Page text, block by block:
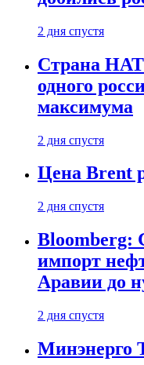
2 дня спустя
Страна
одного
максимума
2 дня спустя
Цена Brent
2 дня спустя
Bloomberg:
импорт
Аравии до
2 дня спустя
Минэнерго